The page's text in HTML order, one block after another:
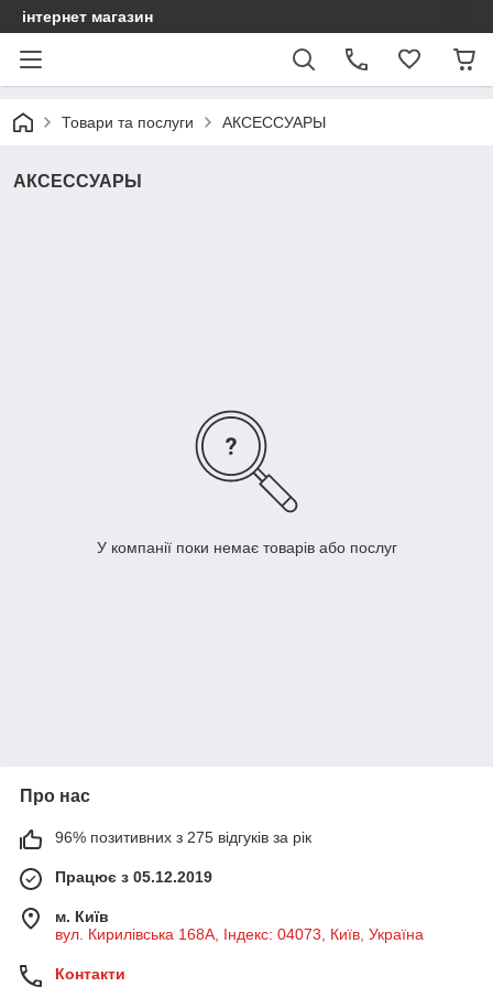
інтернет магазин
Товари та послуги АКСЕССУАРЫ
АКСЕССУАРЫ
У компанії поки немає товарів або послуг
Про нас
96% позитивних з 275 відгуків за рік
Працює з 05.12.2019
м. Київ
вул. Кирилівська 168A, Індекс: 04073, Київ, Україна
Контакти